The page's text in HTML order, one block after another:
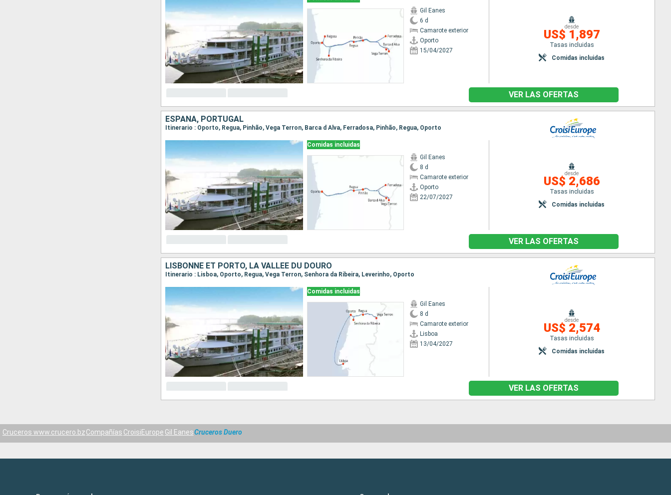
Gil Eanes
6 d
Camarote exterior
Oporto
15/04/2027
desde
US$ 1,897
Tasas incluidas
Comidas incluidas
VER LAS OFERTAS
ESPAÑA, PORTUGAL
Itinerario : Oporto, Regua, Pinhão, Vega Terron, Barca d Alva, Ferradosa, Pinhão, Regua, Oporto
Comidas incluidas
Gil Eanes
8 d
Camarote exterior
Oporto
22/07/2027
desde
US$ 2,686
Tasas incluidas
Comidas incluidas
VER LAS OFERTAS
LISBONNE ET PORTO, LA VALLÉE DU DOURO
Itinerario : Lisboa, Oporto, Regua, Vega Terron, Senhora da Ribeira, Leverinho, Oporto
Comidas incluidas
Gil Eanes
8 d
Camarote exterior
Lisboa
13/04/2027
desde
US$ 2,574
Tasas incluidas
Comidas incluidas
VER LAS OFERTAS
Cruceros www.crucero.bzCompañías CroisiEurope Gil EanesCruceros Duero